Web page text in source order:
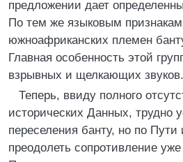
предложении дает
По тем же языковым
южноафриканских племен
Главная особенность этой
взрывных и щелкающих звуков.
Теперь, ввиду полного
исторических Данных, трудно
переселения банту, но по
преодолеть сопротивление